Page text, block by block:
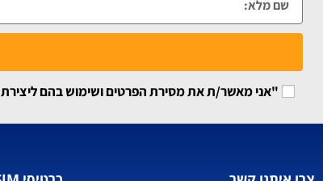
"אני מאשר/ת את מסירת הפרטים ושימוש בהם ליצירת